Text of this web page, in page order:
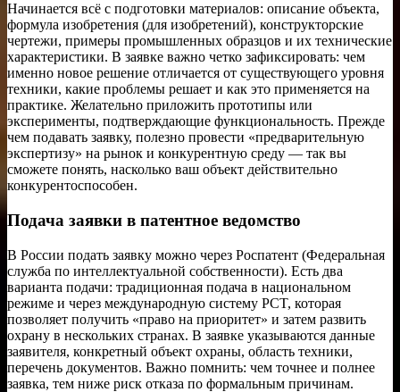
Начинается всё с подготовки материалов: описание объекта,
формула изобретения (для изобретений), конструкторские
чертежи, примеры промышленных образцов и их технические
характеристики. В заявке важно четко зафиксировать: чем
именно новое решение отличается от существующего уровня
техники, какие проблемы решает и как это применяется на
практике. Желательно приложить прототипы или
эксперименты, подтверждающие функциональность. Прежде
чем подавать заявку, полезно провести «предварительную
экспертизу» на рынок и конкурентную среду — так вы
сможете понять, насколько ваш объект действительно
конкурентоспособен.
Подача заявки в патентное ведомство
В России подать заявку можно через Роспатент (Федеральная
служба по интеллектуальной собственности). Есть два
варианта подачи: традиционная подача в национальном
режиме и через международную систему PCT, которая
позволяет получить «право на приоритет» и затем развить
охрану в нескольких странах. В заявке указываются данные
заявителя, конкретный объект охраны, область техники,
перечень документов. Важно помнить: чем точнее и полнее
заявка, тем ниже риск отказа по формальным причинам.